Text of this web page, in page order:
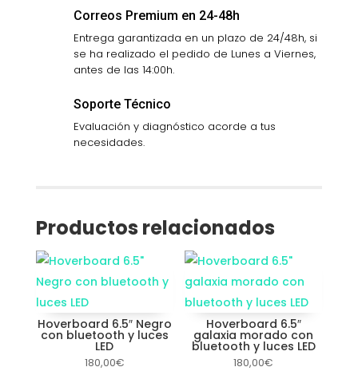
Correos Premium en 24-48h
Entrega garantizada en un plazo de 24/48h, si
se ha realizado el pedido de Lunes a Viernes,
antes de las 14:00h.
Soporte Técnico
Evaluación y diagnóstico acorde a tus
necesidades.
Productos relacionados
Hoverboard 6.5″ Negro
con bluetooth y luces
LED
180,00€
Hoverboard 6.5″
galaxia morado con
bluetooth y luces LED
180,00€